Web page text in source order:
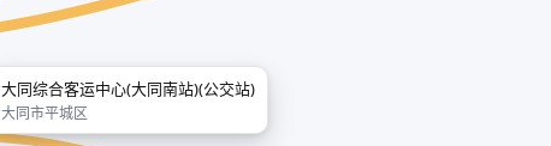
大同综合客运中心(大同南站)(公交站)
大同市平城区